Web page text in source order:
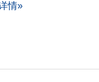
情»